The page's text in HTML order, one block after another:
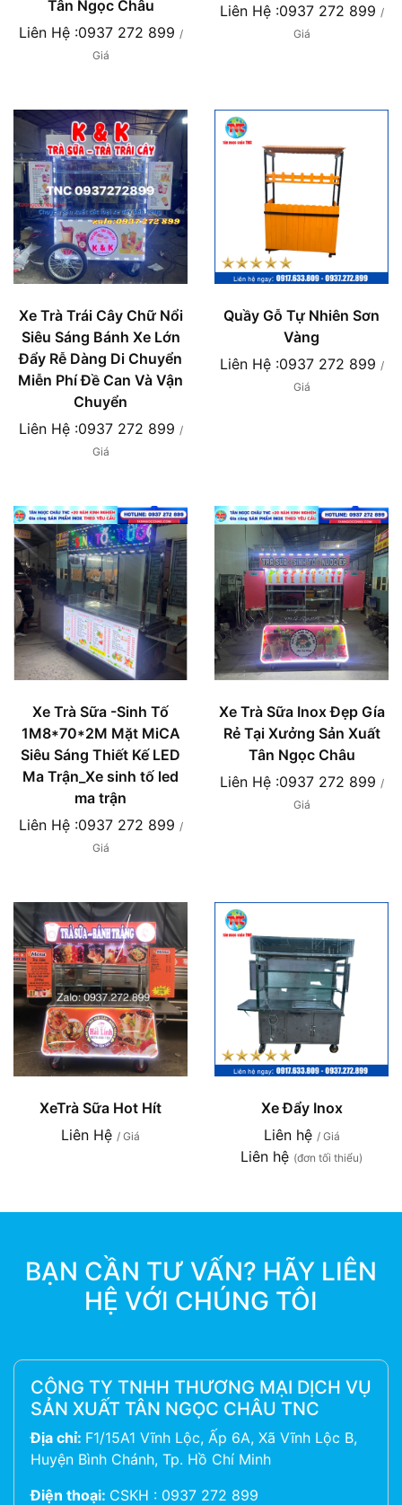
Tân Ngọc Châu
Liên Hệ :0937 272 899 /
Giá
Liên Hệ :0937 272 899 /
Giá
Xe Trà Trái Cây Chữ Nổi
Siêu Sáng Bánh Xe Lớn
Đẩy Rễ Dàng Di Chuyển
Miễn Phí Đề Can Và Vận
Chuyển
Liên Hệ :0937 272 899 /
Giá
Quầy Gỗ Tự Nhiên Sơn
Vàng
Liên Hệ :0937 272 899 /
Giá
Xe Trà Sữa -Sinh Tố
1M8*70*2M Mặt MiCA
Siêu Sáng Thiết Kế LED
Ma Trận_Xe sinh tố led
ma trận
Liên Hệ :0937 272 899 /
Giá
Xe Trà Sữa Inox Đẹp Gía
Rẻ Tại Xưởng Sản Xuất
Tân Ngọc Châu
Liên Hệ :0937 272 899 /
Giá
XeTrà Sữa Hot Hít
Liên Hệ / Giá
Xe Đẩy Inox
Liên hệ / Giá
Liên hệ (đơn tối thiểu)
BẠN CẦN TƯ VẤN? HÃY LIÊN
HỆ VỚI CHÚNG TÔI
CÔNG TY TNHH THƯƠNG MẠI DỊCH VỤ
SẢN XUẤT TÂN NGỌC CHÂU TNC
Địa chỉ: F1/15A1 Vĩnh Lộc, Ấp 6A, Xã Vĩnh Lộc B,
Huyện Bình Chánh, Tp. Hồ Chí Minh
Điện thoại: CSKH : 0937 272 899